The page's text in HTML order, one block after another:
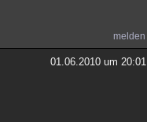
melden
01.06.2010 um 20:01